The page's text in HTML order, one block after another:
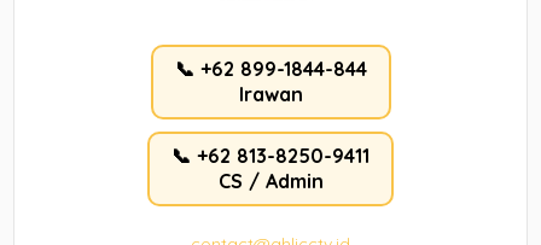
📞 +62 899-1844-844
Irawan
📞 +62 813-8250-9411
CS / Admin